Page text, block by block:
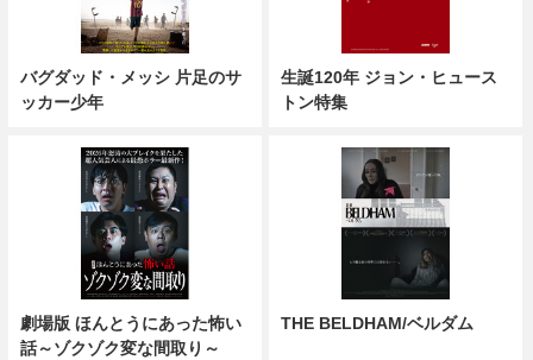
バグダッド・メッシ 片足のサ
ッカー少年
生誕120年 ジョン・ヒュース
トン特集
劇場版 ほんとうにあった怖い
話～ゾクゾク変な間取り～
THE BELDHAM/ベルダム